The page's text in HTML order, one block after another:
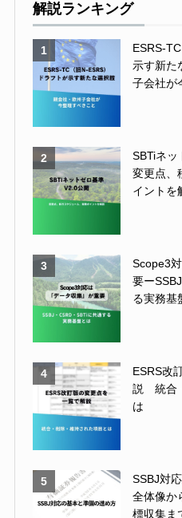
解説ランキング
1
ESRS-
示す新た
子会社が
2
SBTiネッ
変更点、
イントを
3
Scope3
要ー
る実務基
4
ESRS改
説 統合
は
5
SSBJ対
全体像か
標収集ま